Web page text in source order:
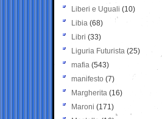
Liberi e Uguali (10)
Libia (68)
Libri (33)
Liguria Futurista (25)
mafia (543)
manifesto (7)
Margherita (16)
Maroni (171)